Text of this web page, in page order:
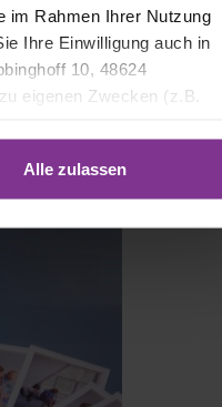
im Rahmen Ihrer Nutzung
Ihre Einwilligung auch in
10, 48624
eigenen Zwecken (z.B.
Alle zulassen